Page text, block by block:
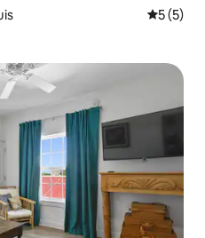
Średnia
5 (5)